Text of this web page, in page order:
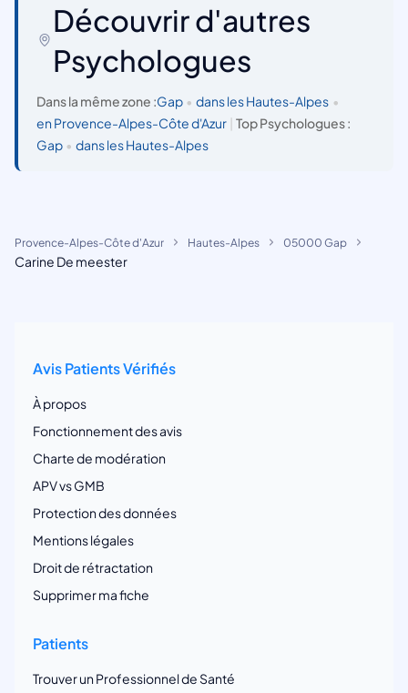
Découvrir d'autres
Psychologues
Dans la même zone :Gap • dans les Hautes-Alpes •
en Provence-Alpes-Côte d'Azur
Top Psychologues :
Gap • dans les Hautes-Alpes
Provence-Alpes-Côte d'Azur Hautes-Alpes 05000 Gap
Carine De meester
Avis Patients Vérifiés
À propos
Fonctionnement des avis
Charte de modération
APV vs GMB
Protection des données
Mentions légales
Droit de rétractation
Supprimer ma fiche
Patients
Trouver un Professionnel de Santé